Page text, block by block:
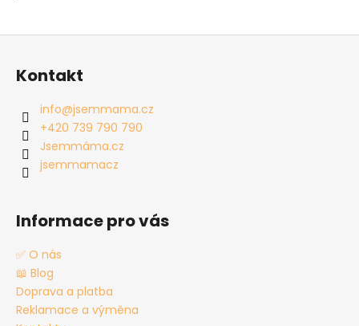
Z
Kontakt
info@jsemmama.cz
+420 739 790 790
Jsemmáma.cz
jsemmamacz
Informace pro vás
✅ O nás
📖 Blog
Doprava a platba
Reklamace a výměna